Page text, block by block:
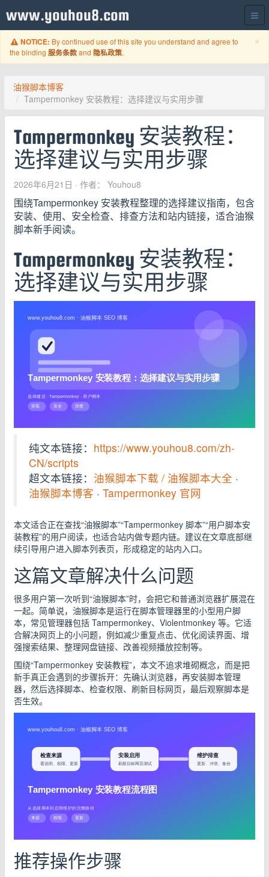
www.youhou8.com
×
NOTICE: By continued use of this site you understand and agree to
the binding 服务条款and 隐私政策.
油猴脚本博客
Tampermonkey 安装教程：选择建议与实用步骤
Tampermonkey 安装教程：
选择建议与实用步骤
2026年6月21日 · 作者： Youhou8
围绕Tampermonkey 安装教程整理的选择建议指南，包含
安装、使用、安全检查、排查方法和站内链接，适合油猴
脚本新手阅读。
Tampermonkey 安装教程：
选择建议与实用步骤
纯文本链接： https://www.youhou8.com/zh-
CN/scripts
超文本链接： 油猴脚本下载 / 油猴脚本大全 ·
油猴脚本博客 · Tampermonkey 官网
本文适合正在查找“油猴脚本”“Tampermonkey 脚本”“用户脚本安
装教程”的用户阅读，也适合站内做专题内链。建议在文章底部继
续引导用户进入脚本列表页，形成稳定的站内入口。
这篇文章解决什么问题
很多用户第一次听到“油猴脚本”时，会把它和普通浏览器扩展混在
一起。简单说，油猴脚本是运行在脚本管理器里的小型用户脚
本，常见管理器包括 Tampermonkey、Violentmonkey 等。它适
合解决网页上的小问题，例如减少重复点击、优化阅读界面、增
强搜索结果、整理网盘链接、改善视频播放控制等。
围绕“Tampermonkey 安装教程”，本文不追求堆砌概念，而是把
新手真正会遇到的步骤拆开：先确认浏览器，再安装脚本管理
器，然后选择脚本、检查权限、刷新目标网页，最后观察脚本是
否生效。
推荐操作步骤